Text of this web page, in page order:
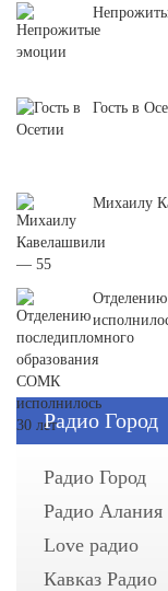
Гость в
Михаилу
Радио Город
Радио Город
Радио Алания
Love радио
Кавказ Радио